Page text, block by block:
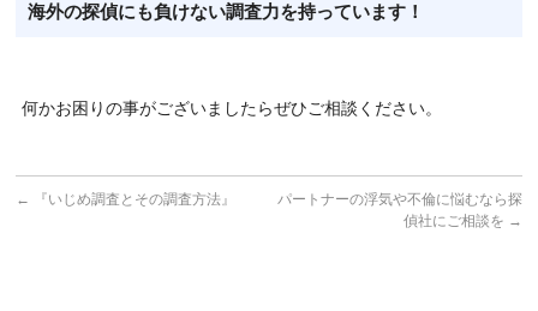
海外の探偵にも負けない調査力を持っています！
何かお困りの事がございましたらぜひご相談ください。
← 『いじめ調査とその調査方法』
パートナーの浮気や不倫に悩むなら探
偵社にご相談を →